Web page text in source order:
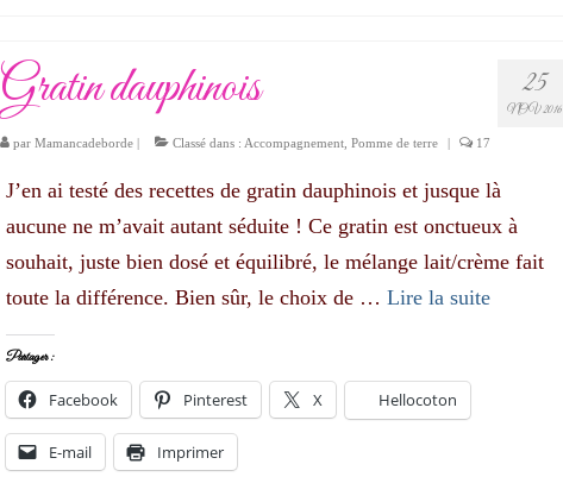
25
NOV 2016
Gratin dauphinois
par Mamancadeborde| Classé dans : Accompagnement, Pomme de terre 17
J’en ai testé des recettes de gratin dauphinois et jusque là
aucune ne m’avait autant séduite ! Ce gratin est onctueux à
souhait, juste bien dosé et équilibré, le mélange lait/crème fait
toute la différence. Bien sûr, le choix de … Lire la suite­­
Partager :
Facebook Pinterest X Hellocoton
E-mail Imprimer